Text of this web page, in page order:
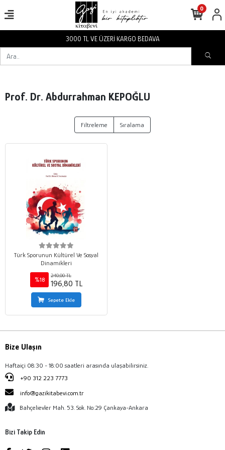
3000 TL VE ÜZERİ KARGO BEDAVA
0
Prof. Dr. Abdurrahman KEPOĞLU
Filtreleme Sıralama
Türk Sporunun Kültürel Ve Sosyal
Dinamikleri
%18
240,00 TL
196,80 TL
Sepete Ekle
Bize Ulaşın
Haftaiçi 08:30 - 18:00 saatleri arasında ulaşabilirsiniz.
+90 312 223 7773
info@gazikitabevi.com.tr
Bahçelievler Mah. 53. Sok. No:29 Çankaya-Ankara
Bizi Takip Edin